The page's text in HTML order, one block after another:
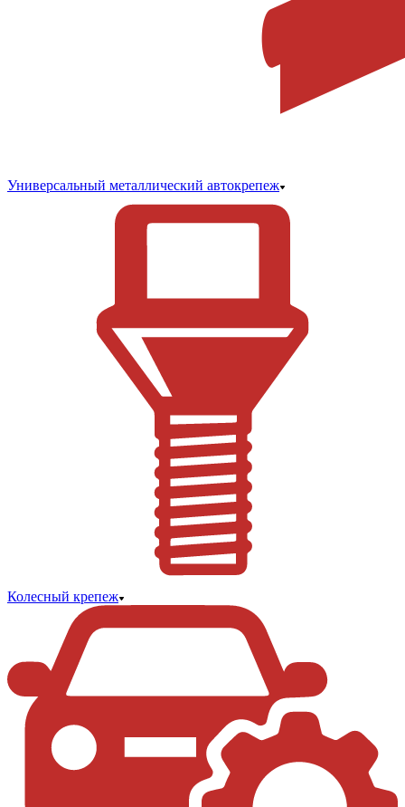
Универсальный металлический автокрепеж
Колесный крепеж